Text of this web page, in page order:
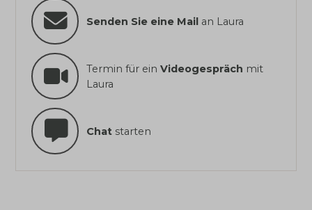
Senden Sie eine Mail an Laura
Termin für ein Videogespräch mit
Laura
Chatstarten